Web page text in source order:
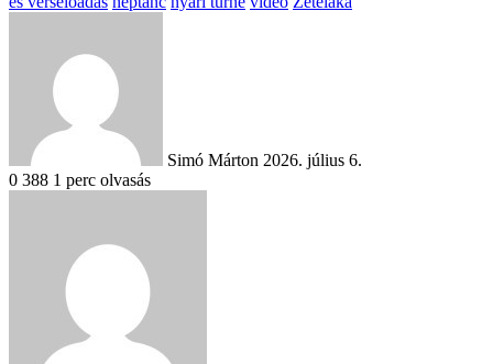
Simó Márton 2026. július 6.
0 388 1 perc olvasás